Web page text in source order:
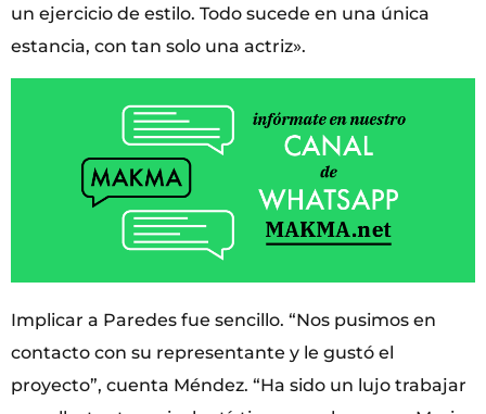
un ejercicio de estilo. Todo sucede en una única
estancia, con tan solo una actriz».
Implicar a Paredes fue sencillo. “Nos pusimos en
contacto con su representante y le gustó el
proyecto”, cuenta Méndez. “Ha sido un lujo trabajar